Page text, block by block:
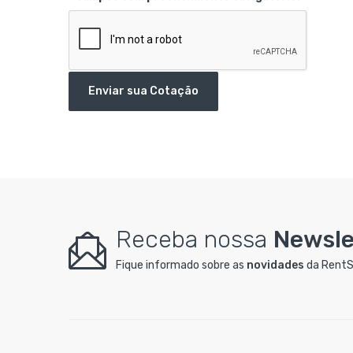
Enviar sua Cotação
Receba nossa
Fique informado sobre as novidades da